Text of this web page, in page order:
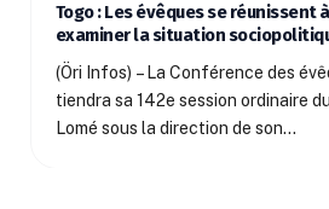
Togo : Les évêques se réunissent
examiner la situation
(Öri Infos) – La Conférence des
tiendra sa 142e session ordinaire
Lomé sous la direction de son…